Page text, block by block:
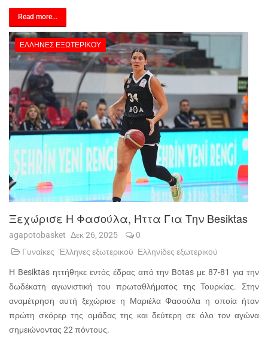
Read more...
ΈΛΛΗΝΕΣ ΕΞΩΤΕΡΙΚΟΎ
Ξεχώρισε Η Φασούλα, Ήττα Για Την Besiktas
agapotobasket Δεκ 26, 2025
0
Γυναίκες Έλληνες εξωτερικού Ελληνίδες εξωτερικού
Η Besiktas ηττήθηκε εντός έδρας από την Botas με 87-81 για την
δωδέκατη αγωνιστική του πρωταθλήματος της Τουρκίας. Στην
αναμέτρηση αυτή ξεχώρισε η Μαριέλα Φασούλα η οποία ήταν
πρώτη σκόρερ της ομάδας της και δεύτερη σε όλο τον αγώνα
σημειώνοντας 22 πόντους.